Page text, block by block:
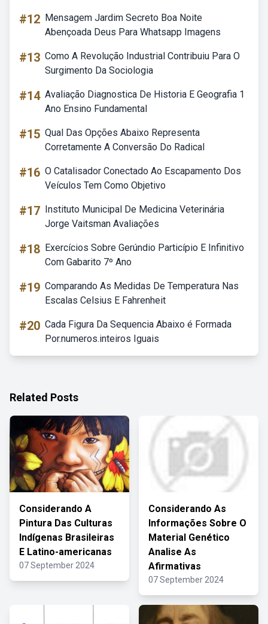
#12 Mensagem Jardim Secreto Boa Noite
Abençoada Deus Para Whatsapp Imagens
#13 Como A Revolução Industrial Contribuiu Para O
Surgimento Da Sociologia
#14 Avaliação Diagnostica De Historia E Geografia 1
Ano Ensino Fundamental
#15 Qual Das Opções Abaixo Representa
Corretamente A Conversão Do Radical
#16 O Catalisador Conectado Ao Escapamento Dos
Veículos Tem Como Objetivo
#17 Instituto Municipal De Medicina Veterinária
Jorge Vaitsman Avaliações
#18 Exercícios Sobre Gerúndio Particípio E Infinitivo
Com Gabarito 7º Ano
#19 Comparando As Medidas De Temperatura Nas
Escalas Celsius E Fahrenheit
#20 Cada Figura Da Sequencia Abaixo é Formada
Por.numeros.inteiros Iguais
Related Posts
Considerando A
Pintura Das Culturas
Indígenas Brasileiras
E Latino-americanas
07 September 2024
Considerando As
Informações Sobre O
Material Genético
Analise As
Afirmativas
07 September 2024